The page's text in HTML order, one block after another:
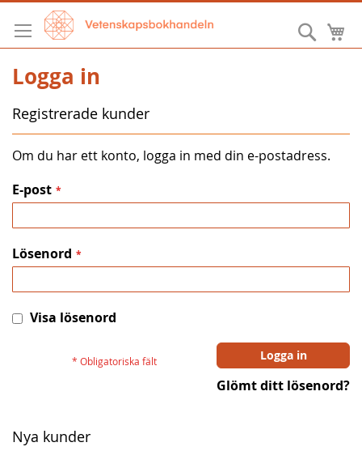
Hoppa
till
innehållet
Sök
Logga in
Registrerade kunder
Om du har ett konto, logga in med din e-postadress.
E-post
Lösenord
Visa lösenord
Logga in
Glömt ditt lösenord?
Nya kunder